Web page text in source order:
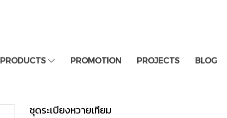
PRODUCTS PROMOTION PROJECTS BLOG
ชุดระเบียงหวายเทียม